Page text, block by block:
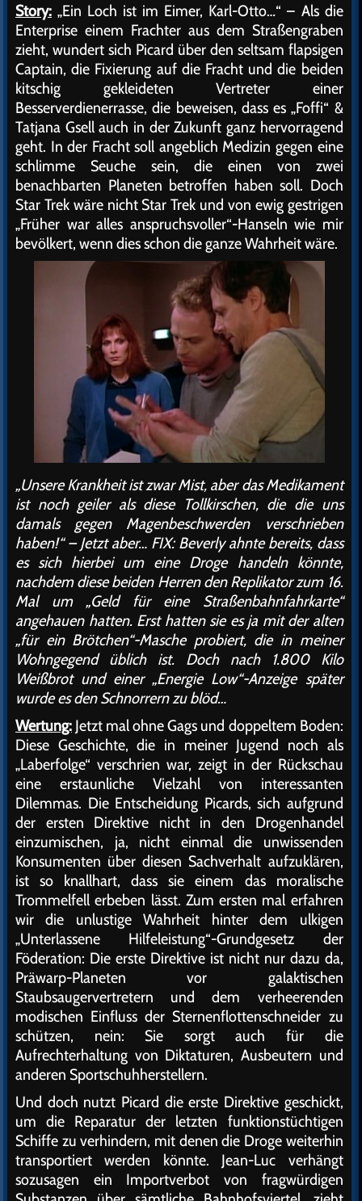
Story: „Ein Loch ist im Eimer, Karl-Otto…“ – Als die
Enterprise einem Frachter aus dem Straßengraben
zieht, wundert sich Picard über den seltsam flapsigen
Captain, die Fixierung auf die Fracht und die beiden
kitschig gekleideten Vertreter einer
Besserverdienerrasse, die beweisen, dass es „Foffi“ &
Tatjana Gsell auch in der Zukunft ganz hervorragend
geht. In der Fracht soll angeblich Medizin gegen eine
schlimme Seuche sein, die einen von zwei
benachbarten Planeten betroffen haben soll. Doch
Star Trek wäre nicht Star Trek und von ewig gestrigen
„Früher war alles anspruchsvoller“-Hanseln wie mir
bevölkert, wenn dies schon die ganze Wahrheit wäre.
„Unsere Krankheit ist zwar Mist, aber das Medikament
ist noch geiler als diese Tollkirschen, die die uns
damals gegen Magenbeschwerden verschrieben
haben!“ – Jetzt aber… FIX: Beverly ahnte bereits, dass
es sich hierbei um eine Droge handeln könnte,
nachdem diese beiden Herren den Replikator zum 16.
Mal um „Geld für eine Straßenbahnfahrkarte“
angehauen hatten. Erst hatten sie es ja mit der alten
„für ein Brötchen“-Masche probiert, die in meiner
Wohngegend üblich ist. Doch nach 1.800 Kilo
Weißbrot und einer „Energie Low“-Anzeige später
wurde es den Schnorrern zu blöd…
Wertung: Jetzt mal ohne Gags und doppeltem Boden:
Diese Geschichte, die in meiner Jugend noch als
„Laberfolge“ verschrien war, zeigt in der Rückschau
eine erstaunliche Vielzahl von interessanten
Dilemmas. Die Entscheidung Picards, sich aufgrund
der ersten Direktive nicht in den Drogenhandel
einzumischen, ja, nicht einmal die unwissenden
Konsumenten über diesen Sachverhalt aufzuklären,
ist so knallhart, dass sie einem das moralische
Trommelfell erbeben lässt. Zum ersten mal erfahren
wir die unlustige Wahrheit hinter dem ulkigen
„Unterlassene Hilfeleistung“-Grundgesetz der
Föderation: Die erste Direktive ist nicht nur dazu da,
Präwarp-Planeten vor galaktischen
Staubsaugervertretern und dem verheerenden
modischen Einfluss der Sternenflottenschneider zu
schützen, nein: Sie sorgt auch für die
Aufrechterhaltung von Diktaturen, Ausbeutern und
anderen Sportschuhherstellern.
Und doch nutzt Picard die erste Direktive geschickt,
um die Reparatur der letzten funktionstüchtigen
Schiffe zu verhindern, mit denen die Droge weiterhin
transportiert werden könnte. Jean-Luc verhängt
sozusagen ein Importverbot von fragwürdigen